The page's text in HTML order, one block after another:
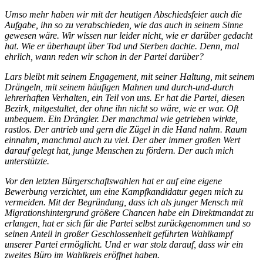
Umso mehr haben wir mit der heutigen Abschiedsfeier auch die
Aufgabe, ihn so zu verabschieden, wie das auch in seinem Sinne
gewesen wäre. Wir wissen nur leider nicht, wie er darüber gedacht
hat. Wie er überhaupt über Tod und Sterben dachte. Denn, mal
ehrlich, wann reden wir schon in der Partei darüber?
Lars bleibt mit seinem Engagement, mit seiner Haltung, mit seinem
Drängeln, mit seinem häufigen Mahnen und durch-und-durch
lehrerhaften Verhalten, ein Teil von uns. Er hat die Partei, diesen
Bezirk, mitgestaltet, der ohne ihn nicht so wäre, wie er war. Oft
unbequem. Ein Drängler. Der manchmal wie getrieben wirkte,
rastlos. Der antrieb und gern die Zügel in die Hand nahm. Raum
einnahm, manchmal auch zu viel. Der aber immer großen Wert
darauf gelegt hat, junge Menschen zu fördern. Der auch mich
unterstützte.
Vor den letzten Bürgerschaftswahlen hat er auf eine eigene
Bewerbung verzichtet, um eine Kampfkandidatur gegen mich zu
vermeiden. Mit der Begründung, dass ich als junger Mensch mit
Migrationshintergrund größere Chancen habe ein Direktmandat zu
erlangen, hat er sich für die Partei selbst zurückgenommen und so
seinen Anteil in großer Geschlossenheit geführten Wahlkampf
unserer Partei ermöglicht. Und er war stolz darauf, dass wir ein
zweites Büro im Wahlkreis eröffnet haben.